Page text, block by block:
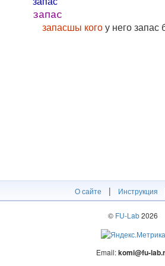
запас
запасшы когоу него запас
О сайте | Инструкция
© FU-Lab2026
Email:komi@fu-